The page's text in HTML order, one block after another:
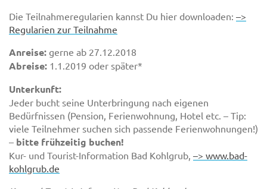
Die Teilnahmeregularien kannst Du hier downloaden: –>
Regularien zur Teilnahme
Anreise: gerne ab 27.12.2018
Abreise: 1.1.2019 oder später*
Unterkunft:
Jeder bucht seine Unterbringung nach eigenen
Bedürfnissen (Pension, Ferienwohnung, Hotel etc. – Tip:
viele Teilnehmer suchen sich passende Ferienwohnungen!)
– bitte frühzeitig buchen!
Kur- und Tourist-Information Bad Kohlgrub, –> www.bad-
kohlgrub.de